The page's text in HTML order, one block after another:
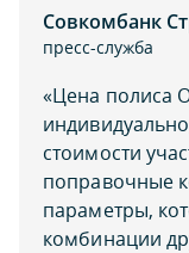
Совкомбанк
пресс-служба
«Цена полиса
стоимости
поправочные
параметры,
комбинации